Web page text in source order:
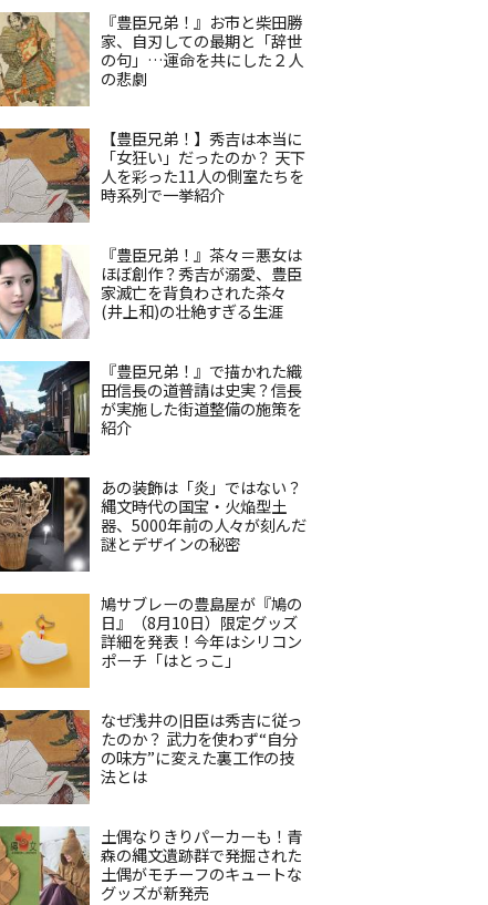
『豊臣兄弟！』お市と柴田勝
家、自刃しての最期と「辞世
の句」…運命を共にした２人
の悲劇
【豊臣兄弟！】秀吉は本当に
「女狂い」だったのか？ 天下
人を彩った11人の側室たちを
時系列で一挙紹介
『豊臣兄弟！』茶々＝悪女は
ほぼ創作？秀吉が溺愛、豊臣
家滅亡を背負わされた茶々
(井上和)の壮絶すぎる生涯
『豊臣兄弟！』で描かれた織
田信長の道普請は史実？信長
が実施した街道整備の施策を
紹介
あの装飾は「炎」ではない？
縄文時代の国宝・火焔型土
器、5000年前の人々が刻んだ
謎とデザインの秘密
鳩サブレーの豊島屋が『鳩の
日』（8月10日）限定グッズ
詳細を発表！今年はシリコン
ポーチ「はとっこ」
なぜ浅井の旧臣は秀吉に従っ
たのか？ 武力を使わず“自分
の味方”に変えた裏工作の技
法とは
土偶なりきりパーカーも！青
森の縄文遺跡群で発掘された
土偶がモチーフのキュートな
グッズが新発売